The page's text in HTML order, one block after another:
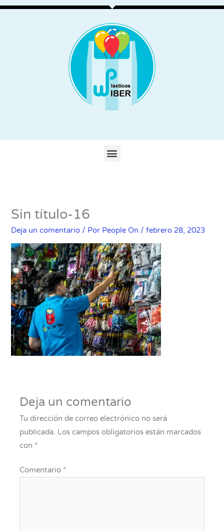
Ir
Menu
Sin título-16
Deja un comentario / Por People On /febrero 28, 2023
Deja un comentario
Tu dirección de correo electrónico no será
publicada. Los campos obligatorios están marcados
con *
Comentario *